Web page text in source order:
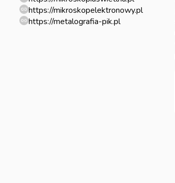
https://mikroskopelektronowy.pl
https://metalografia-pik.pl